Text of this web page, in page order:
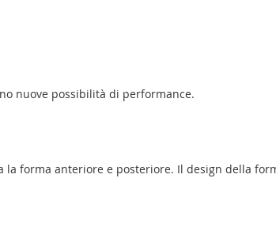
nuove possibilità di performance.
forma anteriore e posteriore. Il design della